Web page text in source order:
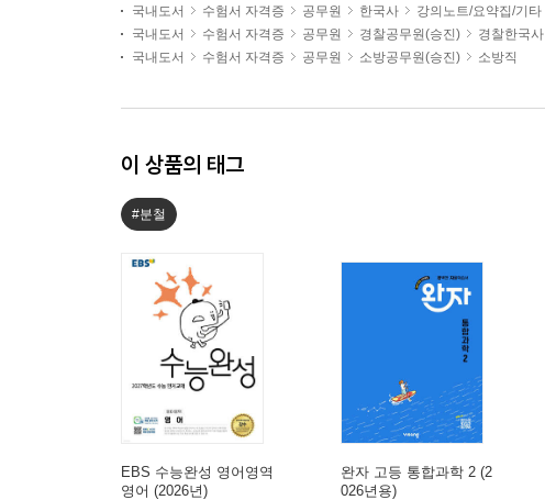
국내도서 수험서 자격증 공무원 한국사
강의노트/요약집/기타
국내도서
수험서 자격증 공무원 경찰공무원(승진)
경찰한국사
국내도서
수험서 자격증 공무원 소방공무원(승진) 소방직
이 상품의 태그
#분철
EBS 수능완성 영어영역
영어 (2026년)
완자 고등 통합과학 2 (2
026년용)